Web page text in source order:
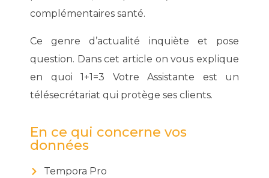
complémentaires santé.
Ce genre d’actualité inquiète et pose
question. Dans cet article on vous explique
en quoi 1+1=3 Votre Assistante est un
télésecrétariat qui protège ses clients.
En ce qui concerne vos
données
Tempora Pro